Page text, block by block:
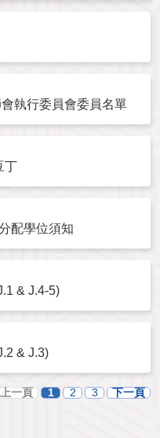
執行委員會委員名單
丁
配學位須知
& J.4-5)
& J.3)
上一頁 1 2 3 下一頁